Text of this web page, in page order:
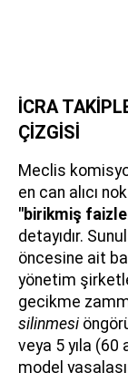
İCRA
ÇİZGİSİ
Meclis
en can alıcı
"birikmiş
detayıdır.
öncesine ait
yönetim
gecikme
silinmesi
veya 5 yıla (60
model